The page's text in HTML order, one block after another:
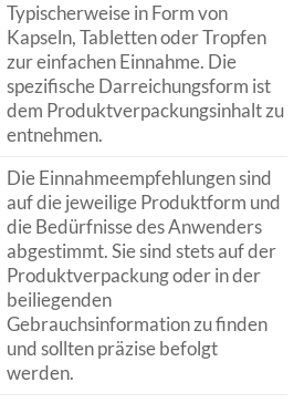
Typischerweise in Form von
Kapseln, Tabletten oder Tropfen
zur einfachen Einnahme. Die
spezifische Darreichungsform ist
dem Produktverpackungsinhalt zu
entnehmen.
Die Einnahmeempfehlungen sind
auf die jeweilige Produktform und
die Bedürfnisse des Anwenders
abgestimmt. Sie sind stets auf der
Produktverpackung oder in der
beiliegenden
Gebrauchsinformation zu finden
und sollten präzise befolgt
werden.